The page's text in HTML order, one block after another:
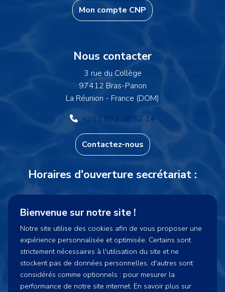
Mon compte CNP
Nous contacter
3 rue du Collège
97412 Bras-Panon
La Réunion - France (DOM)
+262 692 08 52 14
Contactez-nous
Horaires d'ouverture secrétariat :
Mercredi : 14h00-16h15
cnpsecretariat@gmail.com
Bienvenue sur notre site !
Notre site utilise des cookies afin de vous proposer une
expérience personnalisée et optimisée. Certains sont
strictement nécessaires à l'utilisation du site et ne
stockent pas de données personnelles, d'autres sont
considérés comme optionnels : pour mesurer la
performance de notre site internet. En savoir plus sur